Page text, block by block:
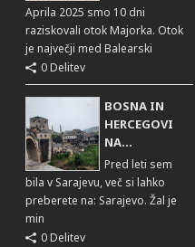
Aprila 2025 smo 10 dni
raziskovali otok Majorka. Otok
je največji med Balearski
0 Delitev
BOSNA IN
HERCEGOVI
NA...
Pred leti sem
bila v Sarajevu, več si lahko
preberete na: Sarajevo. Žal je
min
0 Delitev